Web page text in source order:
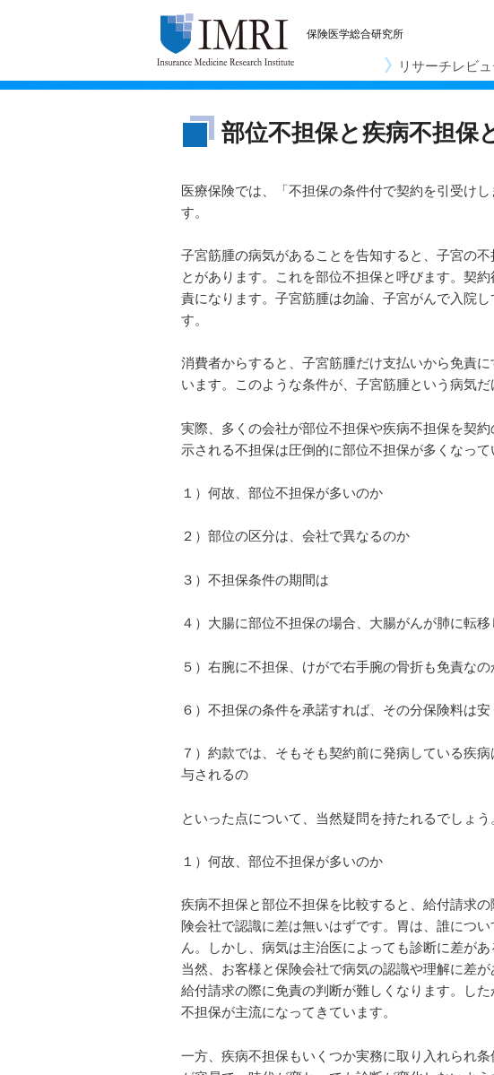
保険医学総合研究所
メ
イ
コ
ン
ン
動
リサーチレビ
部位不担保と疾病不担保
医療保険では、「不担保の条件付で契約を引受け
す。
子宮筋腫の病気があることを告知すると、子宮の
とがあります。これを部位不担保と呼びます。契
責になります。子宮筋腫は勿論、子宮がんで入院
す。
消費者からすると、子宮筋腫だけ支払いから免責
います。このような条件が、子宮筋腫という病気
実際、多くの会社が部位不担保や疾病不担保を契
示される不担保は圧倒的に部位不担保が多くなって
１）何故、部位不担保が多いのか
２）部位の区分は、会社で異なるのか
３）不担保条件の期間は
４）大腸に部位不担保の場合、大腸がんが肺に転
５）右腕に不担保、けがで右手腕の骨折も免責なの
６）不担保の条件を承諾すれば、その分保険料は
７）約款では、そもそも契約前に発病している疾
与されるの
といった点について、当然疑問を持たれるでしょ
１）何故、部位不担保が多いのか
疾病不担保と部位不担保を比較すると、給付請求
険会社で認識に差は無いはずです。胃は、誰につ
ん。しかし、病気は主治医によっても診断に差が
当然、お客様と保険会社で病気の認識や理解に差
給付請求の際に免責の判断が難しくなります。し
不担保が主流になってきています。
一方、疾病不担保もいくつか実務に取り入れられ